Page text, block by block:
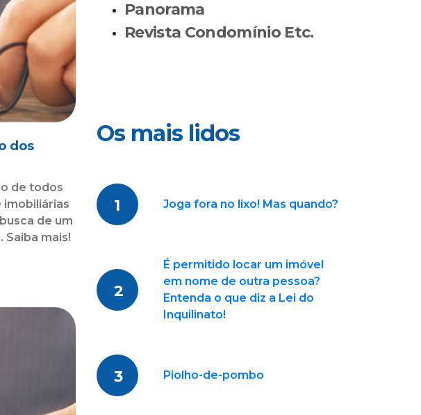
dos
de todos
de um
Saiba mais!
Panorama
Revista Condomínio Etc.
Os mais lidos
1 Joga fora no lixo! Mas quando?
2
É permitido locar um imóvel
em nome de outra pessoa?
Entenda o que diz a Lei do
Inquilinato!
3 Piolho-de-pombo